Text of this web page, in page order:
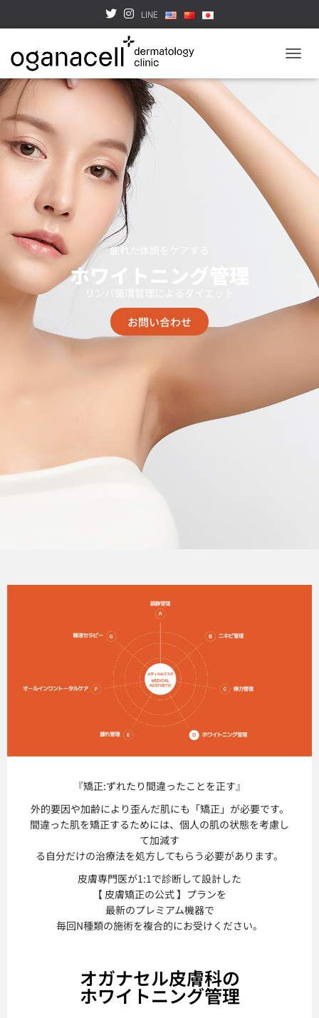
LINE
疲れた体調をケアする
ホワイトニング管理
リンパ循環管理によるダイエット
お問い合わせ
『矯正:ずれたり 間違ったことを正す』
外的要因や加齢により歪んだ肌にも「矯正」が必要です。
間違った肌を矯正するためには、個人の肌の状態を考慮し
て加減す
る自分だけの治療法を処方してもらう必要があります。
皮膚専門医が1:1で診断して設計した
【 皮膚矯正の公式 】プランを
最新のプレミアム機器で
毎回N種類の施術を複合的にお受けください。
オガナセル皮膚科の
ホワイトニング管理